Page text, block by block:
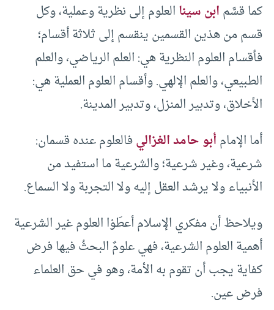
كما قسَّمابن سيناالعلوم إلى نظرية وعملية، وكل
قسم من هذين القسمين ينقسم إلى ثلاثة أقسام؛
فأقسام العلوم النظرية هي: العلم الرياضي، والعلم
الطبيعي، والعلم الإلهي. وأقسام العلوم العملية هي:
الأخلاق، وتدبير المنزل، وتدبير المدينة.
أما الإمامأبو حامد الغزاليفالعلوم عنده قسمان:
شرعية، وغير شرعية؛ والشرعية ما استفيد من
الأنبياء ولا يرشد العقل إليه ولا التجربة ولا السماع.
ويلاحظ أن مفكري الإسلام أعطَوْا العلوم غير الشرعية
أهمية العلوم الشرعية، فهي علومٌ البحثُ فيها فرض
كفاية يجب أن تقوم به الأمة، وهو في حق العلماء
فرض عين.